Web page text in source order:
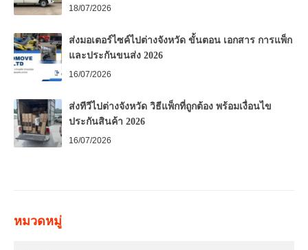
18/07/2026
ส่งมอเตอร์ไซค์ไปต่างจังหวัด ขั้นตอน เอกสาร การแพ็ก
และประกันขนส่ง 2026
16/07/2026
ส่งทีวีไปต่างจังหวัด วิธีแพ็กที่ถูกต้อง พร้อมเงื่อนไข
ประกันสินค้า 2026
16/07/2026
หมวดหมู่